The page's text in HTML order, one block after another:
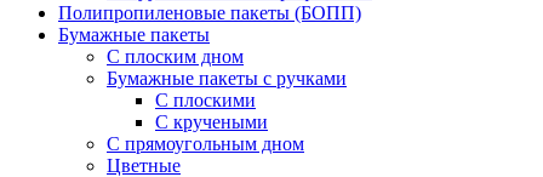
Полипропиленовые пакеты (БОПП)
Бумажные пакеты
С плоским дном
Бумажные пакеты с ручками
С плоскими
С кручеными
С прямоугольным дном
Цветные